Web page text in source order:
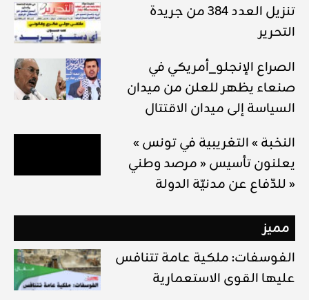
تنزيل العدد 384 من جريدة
التحرير
الصراع الإنجلو_أمريكي في
صنعاء يظهر للعلن من ميدان
السياسة إلى ميدان الاقتتال
« النخبة » التغريبية في تونس
يعلنون تأسيس « مرصد وطني
للدّفاع عن مدنيّة الدولة »
مميز
الفوسفات: ملكية عامة تتنافس
عليها القوى الاستعمارية